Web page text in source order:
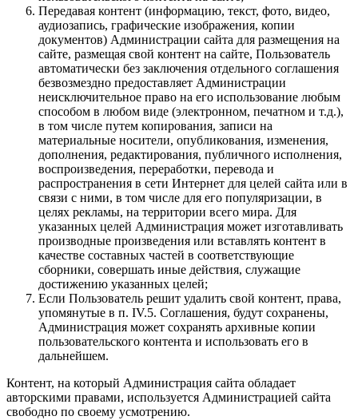
Передавая контент (информацию, текст, фото, видео,
аудиозапись, графические изображения, копии
документов) Администрации сайта для размещения на
сайте, размещая свой контент на сайте, Пользователь
автоматически без заключения отдельного соглашения
безвозмездно предоставляет Администрации
неисключительное право на его использование любым
способом в любом виде (электронном, печатном и т.д.),
в том числе путем копирования, записи на
материальные носители, опубликования, изменения,
дополнения, редактирования, публичного исполнения,
воспроизведения, переработки, перевода и
распространения в сети Интернет для целей сайта или в
связи с ними, в том числе для его популяризации, в
целях рекламы, на территории всего мира. Для
указанных целей Администрация может изготавливать
производные произведения или вставлять контент в
качестве составных частей в соответствующие
сборники, совершать иные действия, служащие
достижению указанных целей;
Если Пользователь решит удалить свой контент, права,
упомянутые в п. IV.5. Соглашения, будут сохранены,
Администрация может сохранять архивные копии
пользовательского контента и использовать его в
дальнейшем.
Контент, на который Администрация сайта обладает
авторскими правами, используется Администрацией сайта
свободно по своему усмотрению.